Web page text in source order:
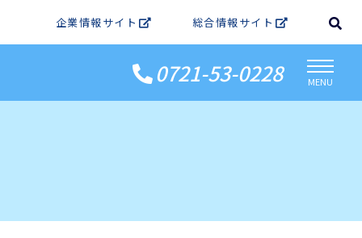
企業情報サイト 総合情報サイト
0721-53-0228 MENU